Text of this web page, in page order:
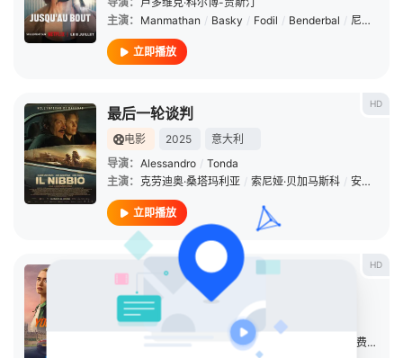
主演： Manmathan / Basky / Fodil / Benderbal / 尼古拉斯·布赖恩松
立即播放
HD
最后一轮谈判
电影 2025
意大利
导演： Alessandro / Tonda
主演： 克劳迪奥·桑塔玛利亚 / 索尼娅·贝加马斯科 / 安娜·费泽蒂
立即播放
HD
你的错误：伦敦版
电影
英国
导演：夏洛特·法斯勒
丹妮·吉尔伍德
马修·布鲁姆 雷·费隆